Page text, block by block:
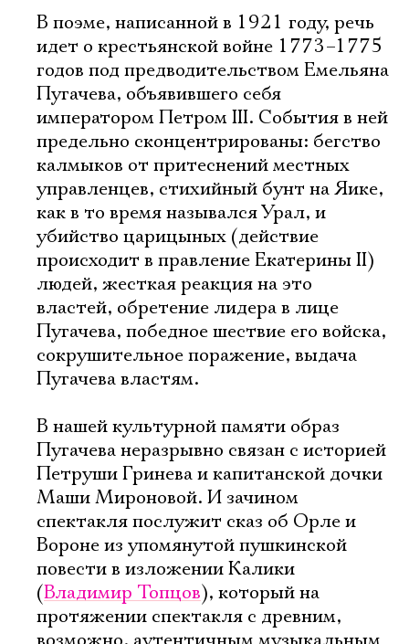
В поэме, написанной в 1921 году, речь
идет о крестьянской войне 1773–1775
годов под предводительством Емельяна
Пугачева, объявившего себя
императором Петром III. События в ней
предельно сконцентрированы: бегство
калмыков от притеснений местных
управленцев, стихийный бунт на Яике,
как в то время назывался Урал, и
убийство царицыных (действие
происходит в правление Екатерины II)
людей, жесткая реакция на это
властей, обретение лидера в лице
Пугачева, победное шествие его войска,
сокрушительное поражение, выдача
Пугачева властям.
В нашей культурной памяти образ
Пугачева неразрывно связан с историей
Петруши Гринева и капитанской дочки
Маши Мироновой. И зачином
спектакля послужит сказ об Орле и
Вороне из упомянутой пушкинской
повести в изложении Калики
(Владимир Топцов), который на
протяжении спектакля с древним,